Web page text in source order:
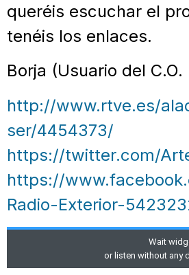
queréis escuchar el
tenéis los enlaces.
Borja (Usuario del
http://www.rtve.es/
ser/4454373/
https://twitter.com/
https://
Radio-Exterior-